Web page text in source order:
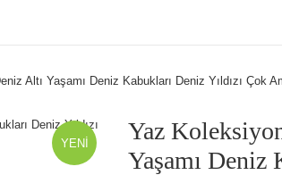
Altı Yaşamı Deniz Kabukları Deniz Yıldızı Çok
YENİ
Yaz
Yaşamı Deniz